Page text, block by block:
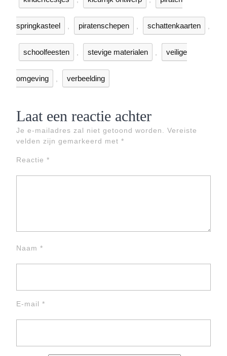
springkasteel piratenschepen schattenkaarten
schoolfeesten stevige materialen veilige
omgeving verbeelding
Laat een reactie achter
Je e-mailadres zal niet getoond worden.
Vereiste
velden zijn gemarkeerd met *
Reactie *
Naam *
E-mail *